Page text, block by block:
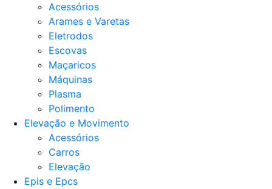
Acessórios
Arames e Varetas
Eletrodos
Escovas
Maçaricos
Máquinas
Plasma
Polimento
Elevação e Movimento
Acessórios
Carros
Elevação
Epis e Epcs